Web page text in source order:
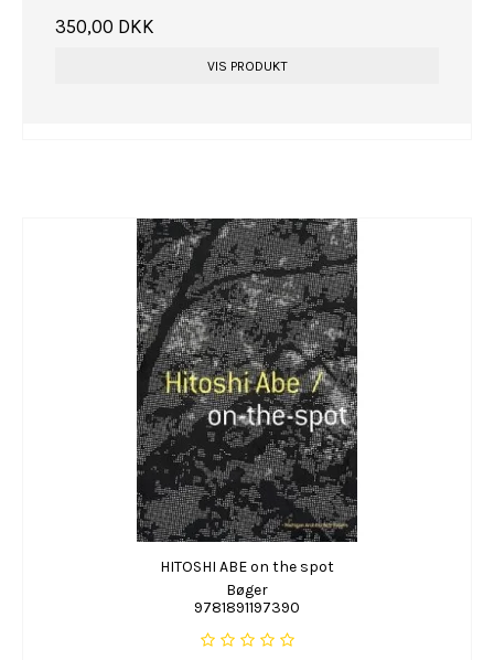
350,00 DKK
VIS PRODUKT
HITOSHI ABE on the spot
Bøger
9781891197390